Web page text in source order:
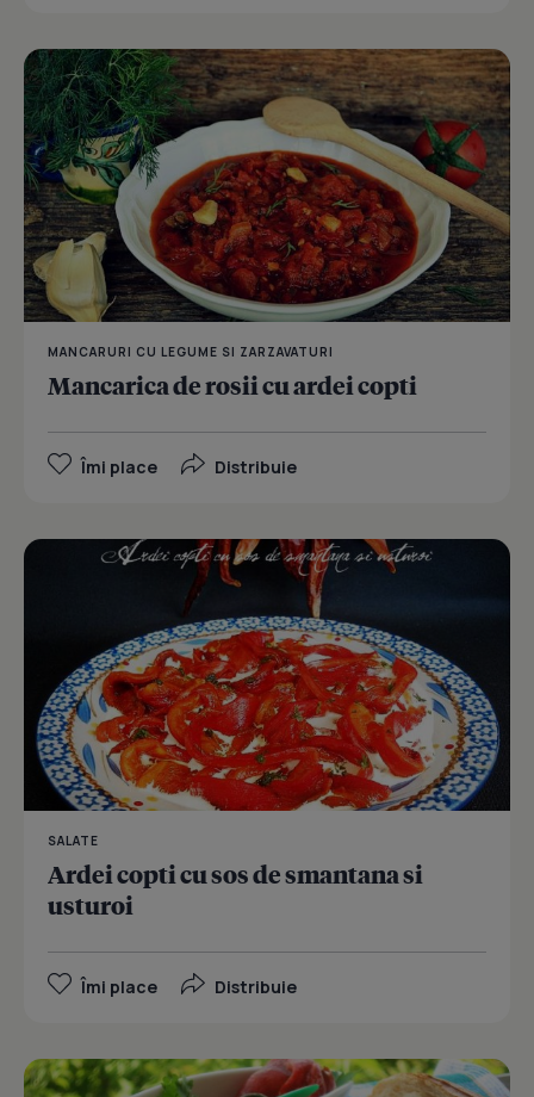
MANCARURI CU LEGUME SI ZARZAVATURI
Mancarica de rosii cu ardei copti
Îmi place Distribuie
SALATE
Ardei copti cu sos de smantana si
usturoi
Îmi place Distribuie